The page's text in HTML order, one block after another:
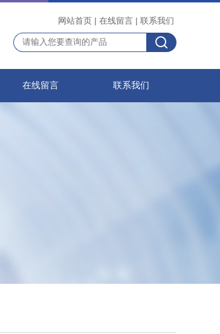
网站首页 | 在线留言 | 联系我们
在线留言 联系我们